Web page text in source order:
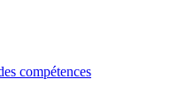
compétences